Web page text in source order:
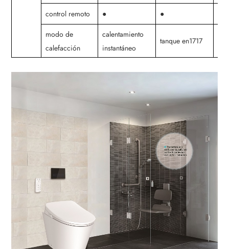
control remoto ● ●
modo de
calefacción
calentamiento
instantáneo
tanque en1717